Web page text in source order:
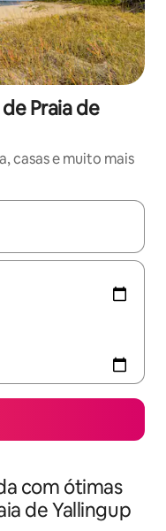
Praia de
casas e muito mais
explore-os
com ótimas
de Yallingup